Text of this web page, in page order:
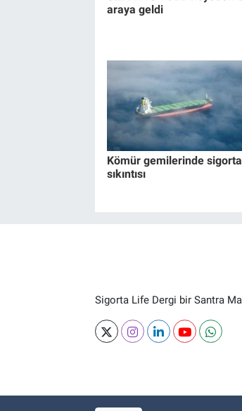
araya geldi
Kömür gemilerinde sigorta
sıkıntısı
Sigorta Life Dergi bir Santra